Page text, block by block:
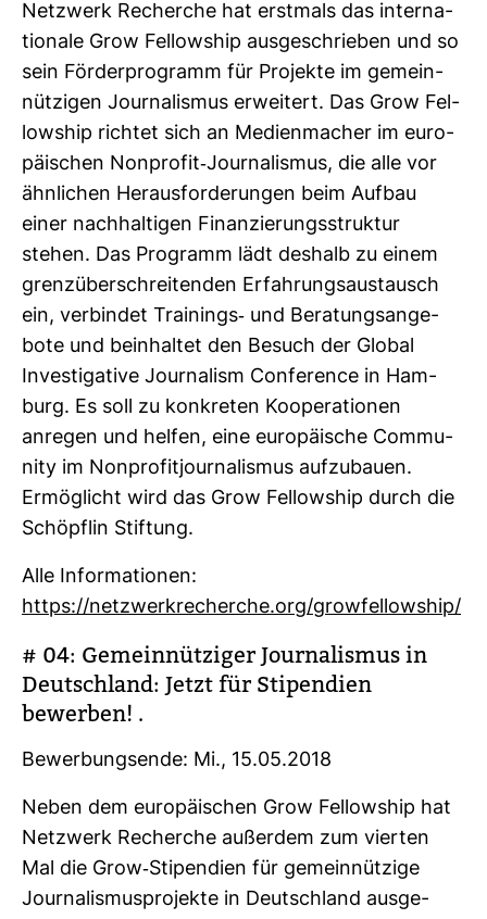
Netz­werk Recherche hat erst­mals das inter­na­
tio­nale Grow Fel­low­ship aus­ge­schrieben und so
sein För­der­pro­gramm für Pro­jekte im gemein­
nüt­zigen Jour­na­lismus erwei­tert. Das Grow Fel­
low­ship richtet sich an Medi­en­ma­cher im euro­
päi­schen Non­profit-​Jour­na­lismus, die alle vor
ähn­li­chen Her­aus­for­de­rungen beim Aufbau
einer nach­hal­tigen Finan­zie­rungs­struktur
stehen. Das Pro­gramm lädt des­halb zu einem
grenz­über­schrei­tenden Erfah­rungs­aus­tausch
ein, ver­bindet Trai­nings-​ und Bera­tungs­an­ge­
bote und beinhaltet den Besuch der Global
Inves­ti­ga­tive Jour­na­lism Con­fe­rence in Ham­
burg. Es soll zu kon­kreten Koope­ra­tionen
anregen und helfen, eine euro­päi­sche Com­mu­
nity im Non­pro­fit­jour­na­lismus auf­zu­bauen.
Ermög­licht wird das Grow Fel­low­ship durch die
Schöpflin Stif­tung.
Alle Infor­ma­tionen:
https://netz­werk­re­cherche.org/grow­fel­low­ship/
# 04: Gemein­nüt­ziger Jour­na­lismus in
Deutsch­land: Jetzt für Sti­pen­dien
bewerben! .
Bewer­bungs­ende: Mi., 15.05.2018
Neben dem euro­päi­schen Grow Fel­low­ship hat
Netz­werk Recherche außerdem zum vierten
Mal die Grow-​Sti­pen­dien für gemein­nüt­zige
Jour­na­lis­mus­pro­jekte in Deutsch­land aus­ge­